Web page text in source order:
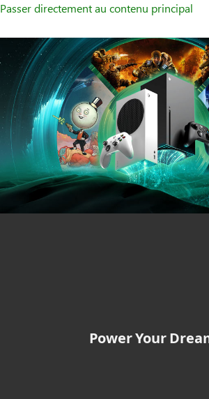
Passer directement au contenu principal
Consoles
Power Your